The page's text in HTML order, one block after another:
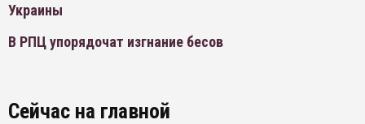
Украины
В РПЦ упорядочат изгнание бесов
Сейчас на главной